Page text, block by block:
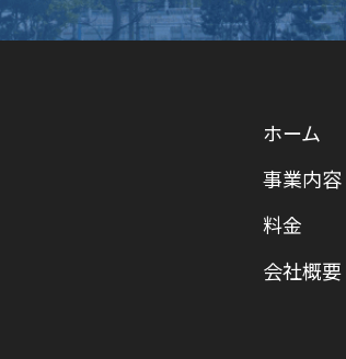
ホーム
事業内容
料金
会社概要